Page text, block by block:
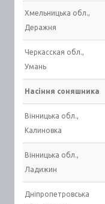
Хмельницька обл.,
Деражня
Черкасская обл.,
Умань
Насіння соняшника
Вінницька обл.,
Калиновка
Вінницька обл.,
Ладижин
Дніпропетровська